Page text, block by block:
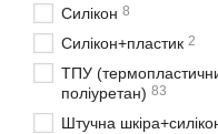
Силікон 8
Силікон+пластик 2
ТПУ
поліуретан) 83
Штучна